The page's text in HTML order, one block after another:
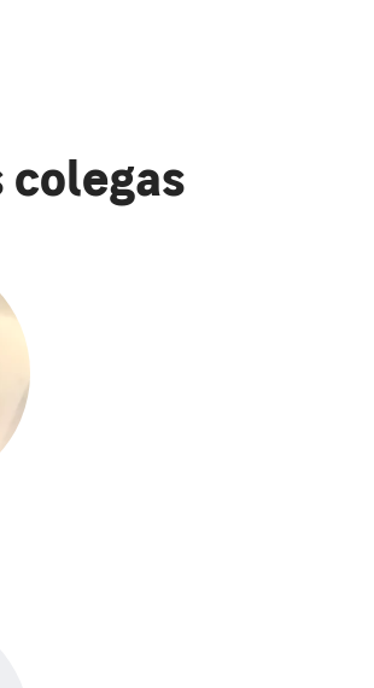
colegas